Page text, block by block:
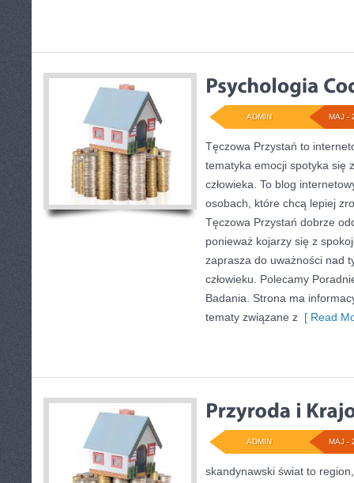
MAJ -
ADMIN
Tęczowa Przystań to
tematyka emocji spotyka się
człowieka. To blog
osobach, które chcą lepiej
Tęczowa Przystań dobrze
ponieważ kojarzy się z
zaprasza do uważności nad
człowieku. Polecamy
Badania. Strona ma
tematy związane z [ Read
MAJ -
ADMIN
skandynawski świat to